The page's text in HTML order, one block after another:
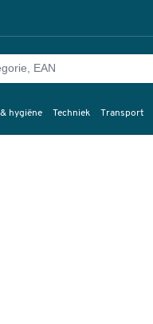
hygiëne Techniek Transport